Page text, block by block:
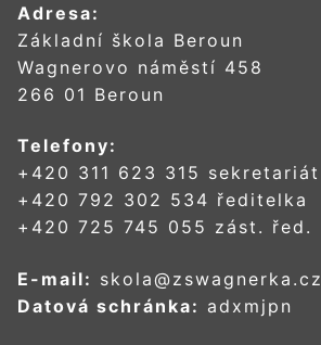
Adresa:
Základní škola Beroun
Wagnerovo náměstí 458
266 01 Beroun
Telefony:
+420 311 623 315 sekretariát
+420 792 302 534 ředitelka
+420 725 745 055 zást. řed.
E-mail: skola@zswagnerka.cz
Datová schránka: adxmjpn